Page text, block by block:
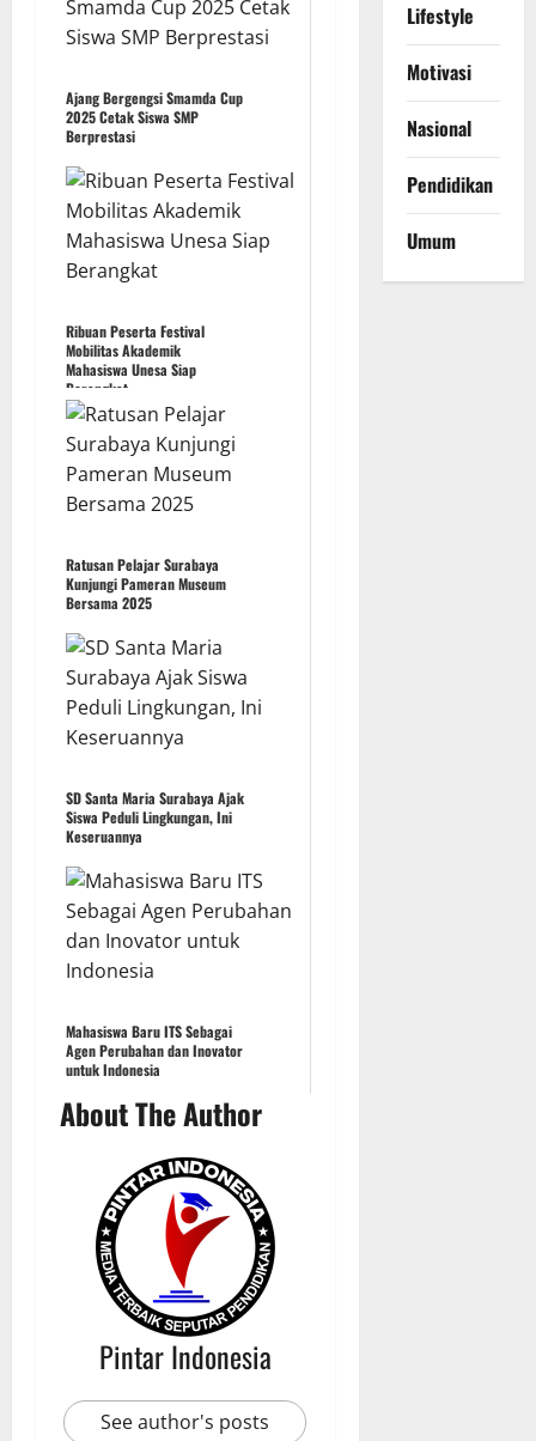
Ajang Bergengsi Smamda Cup
2025 Cetak Siswa SMP
Berprestasi
Ribuan Peserta Festival
Mobilitas Akademik
Mahasiswa Unesa Siap
Berangkat
Ratusan Pelajar Surabaya
Kunjungi Pameran Museum
Bersama 2025
SD Santa Maria Surabaya Ajak
Siswa Peduli Lingkungan, Ini
Keseruannya
Mahasiswa Baru ITS Sebagai
Agen Perubahan dan Inovator
untuk Indonesia
About The Author
Pintar Indonesia
See author's posts
Lifestyle
Motivasi
Nasional
Pendidikan
Umum